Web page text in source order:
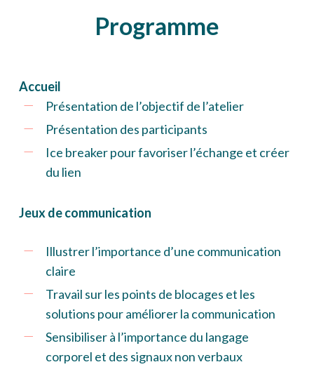
Programme
Accueil
Présentation de l’objectif de l’atelier
Présentation des participants
Ice breaker pour favoriser l’échange et créer
du lien
Jeux de communication
Illustrer l’importance d’une communication
claire
Travail sur les points de blocages et les
solutions pour améliorer la communication
Sensibiliser à l’importance du langage
corporel et des signaux non verbaux